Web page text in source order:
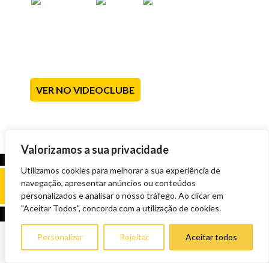
Valorizamos a sua privacidade
Utilizamos cookies para melhorar a sua experiência de
navegação, apresentar anúncios ou conteúdos
personalizados e analisar o nosso tráfego. Ao clicar em
"Aceitar Todos", concorda com a utilização de cookies.
Personalizar Rejeitar Aceitar todos
VER NO VIDEOCLUBE